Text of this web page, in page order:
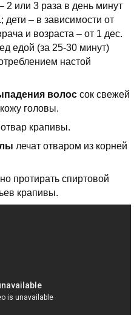
2 или 3 раза в день минут
– в зависимости от
и возраста – от 1 дес.
едой (за 25-30 минут)
настой
волос сок свежей
головы.
крапивы.
лечат отваром из корней
протирать спиртовой
крапивы.